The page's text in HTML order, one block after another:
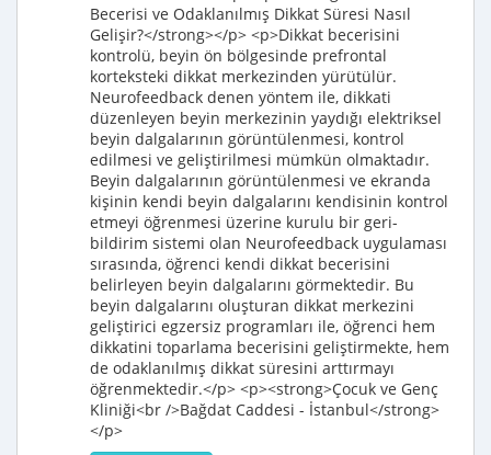
Becerisi ve Odaklanılmış Dikkat Süresi Nasıl
Gelişir?</strong></p> <p>Dikkat becerisini
kontrolü, beyin ön bölgesinde prefrontal
korteksteki dikkat merkezinden yürütülür.
Neurofeedback denen yöntem ile, dikkati
düzenleyen beyin merkezinin yaydığı elektriksel
beyin dalgalarının görüntülenmesi, kontrol
edilmesi ve geliştirilmesi mümkün olmaktadır.
Beyin dalgalarının görüntülenmesi ve ekranda
kişinin kendi beyin dalgalarını kendisinin kontrol
etmeyi öğrenmesi üzerine kurulu bir geri-
bildirim sistemi olan Neurofeedback uygulaması
sırasında, öğrenci kendi dikkat becerisini
belirleyen beyin dalgalarını görmektedir. Bu
beyin dalgalarını oluşturan dikkat merkezini
geliştirici egzersiz programları ile, öğrenci hem
dikkatini toparlama becerisini geliştirmekte, hem
de odaklanılmış dikkat süresini arttırmayı
öğrenmektedir.</p> <p><strong>Çocuk ve Genç
Kliniği<br />Bağdat Caddesi - İstanbul</strong>
</p>